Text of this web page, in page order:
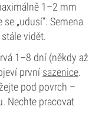
1–2 mm
„udusí“. Semena
vidět.
1–8 dní (někdy až
první sazenice.
pod povrch –
Nechte pracovat